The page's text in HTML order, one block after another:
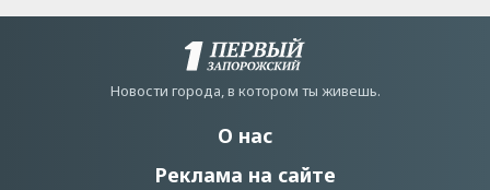
Новости города, в котором ты живешь.
О нас
Реклама на сайте